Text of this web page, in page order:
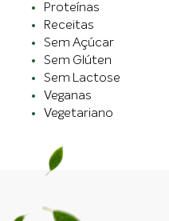
Proteínas
Receitas
Sem Açúcar
Sem Glúten
Sem Lactose
Veganas
Vegetariano